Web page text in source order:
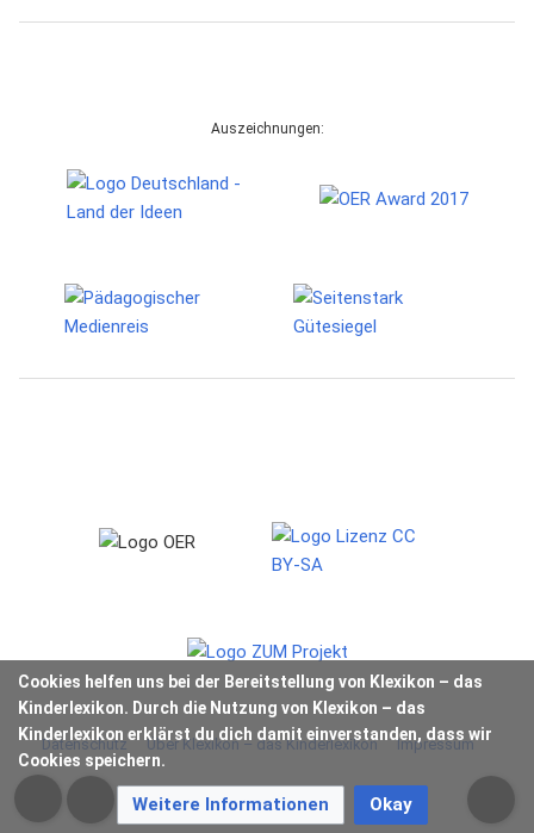
Cookies helfen uns bei der Bereitstellung von Klexikon – das
Kinderlexikon. Durch die Nutzung von Klexikon – das
Kinderlexikon erklärst du dich damit einverstanden, dass wir
Cookies speichern.
Weitere Informationen Okay
Auszeichnungen:
Datenschutz Über Klexikon – das Kinderlexikon Impressum